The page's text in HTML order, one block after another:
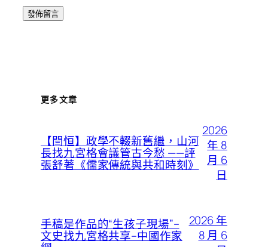
更多文章
【閆恒】政學不輟新舊繼，山河
長找九宮格會議管古今愁 ——評
張舒著《儒家傳統與共和時刻》
2026
年 8
月 6
日
手稿是作品的“生孩子現場”–
文史找九宮格共享–中國作家
2026 年
8 月 6